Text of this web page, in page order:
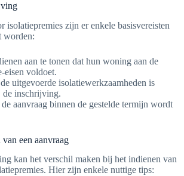
zijn er enkele basisvereisten
worden:
aan te tonen dat hun woning aan de
eisen voldoet.
uitgevoerde isolatiewerkzaamheden is
inschrijving.
aanvraag binnen de gestelde termijn wordt
een aanvraag
kan het verschil maken bij het indienen van
Hier zijn enkele nuttige tips: